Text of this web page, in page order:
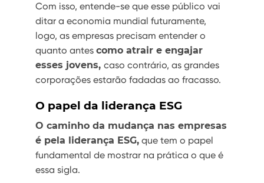
Com isso, entende-se que esse público vai
ditar a economia mundial futuramente,
logo, as empresas precisam entender o
quanto antes como atrair e engajar
esses jovens, caso contrário, as grandes
corporações estarão fadadas ao fracasso.
O papel da liderança ESG
O caminho da mudança nas empresas
é pela liderança ESG, que tem o papel
fundamental de mostrar na prática o que é
essa sigla.